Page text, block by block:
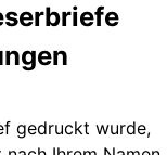
gedruckt wurde,